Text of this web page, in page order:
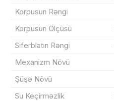
Korpusun Rəngi
Korpusun Ölçüsü
Siferblatın Rəngi
Mexanizm Növü
Şüşə Növü
Su Keçirməzlik
Məhsul toplam